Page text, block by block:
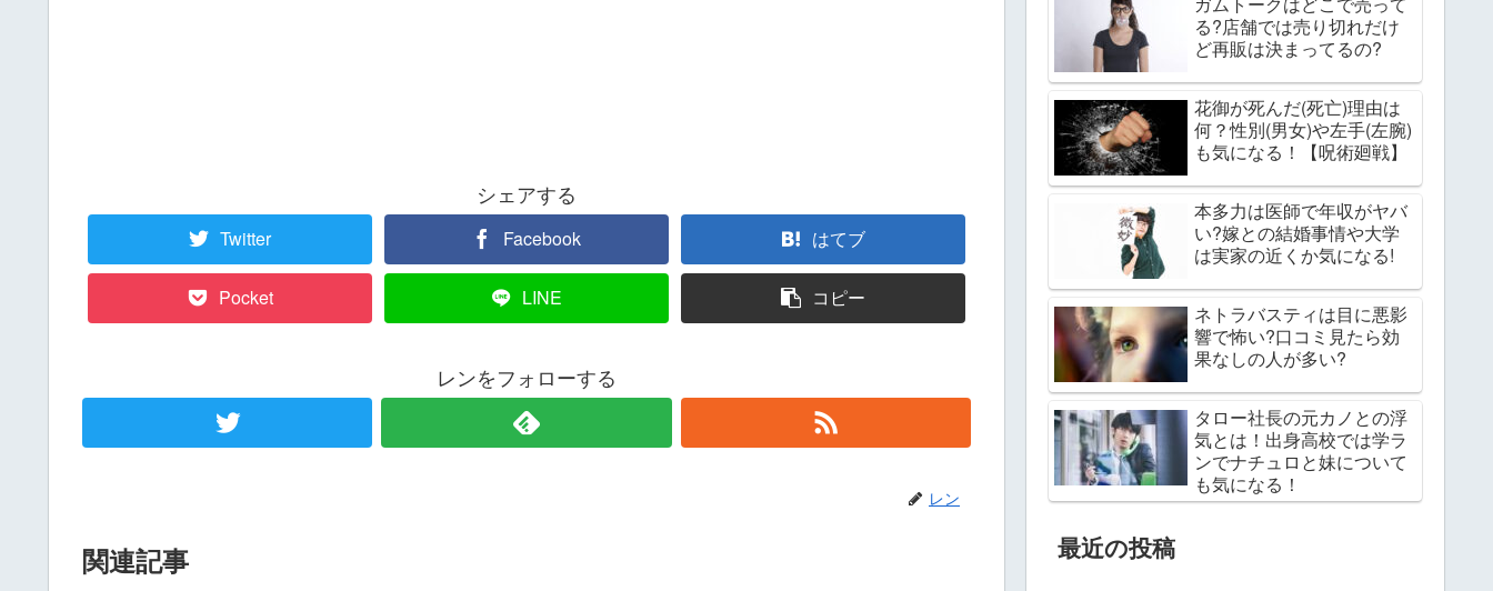
シェアする
Twitter Facebook はてブ
Pocket LINE コピー
レンをフォローする
レン
関連記事
る?店舗では売り切れだけ
ど再販は決まってるの?
花御が死んだ(死亡)理由は
何？性別(男女)や左手(左腕)
も気になる！【呪術廻戦】
本多力は医師で年収がヤバ
い?嫁との結婚事情や大学
は実家の近くか気になる!
ネトラバスティは目に悪影
響で怖い?口コミ見たら効
果なしの人が多い?
タロー社長の元カノとの浮
気とは！出身高校では学ラ
ンでナチュロと妹について
も気になる！
最近の投稿